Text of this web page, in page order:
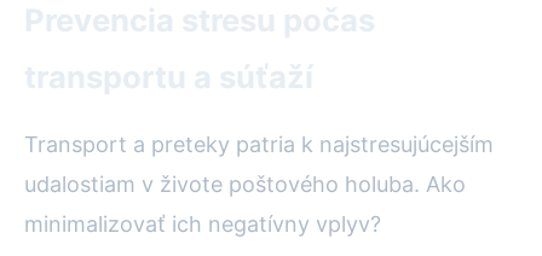
Prevencia stresu počas
transportu a súťaží
Transport a preteky patria k najstresujúcejším
udalostiam v živote poštového holuba. Ako
minimalizovať ich negatívny vplyv?